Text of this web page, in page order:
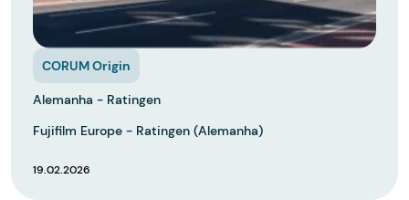
CORUM Origin
Alemanha - Ratingen
Fujifilm Europe - Ratingen (Alemanha)
19.02.2026